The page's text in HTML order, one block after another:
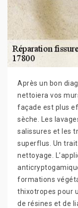
Après un bon
nettoiera vos
façade est plus
sèche. Les
salissures et les
superflus. Un
nettoyage.
formations
thixotropes pour
de résines et de